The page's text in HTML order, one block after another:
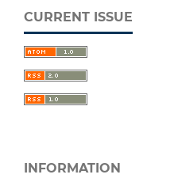
CURRENT ISSUE
INFORMATION